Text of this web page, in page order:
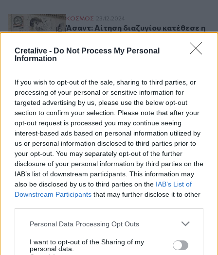
Cretalive - Do Not Process My Personal
Information
If you wish to opt-out of the sale, sharing to third parties, or
processing of your personal or sensitive information for
targeted advertising by us, please use the below opt-out
section to confirm your selection. Please note that after your
opt-out request is processed you may continue seeing
interest-based ads based on personal information utilized by
us or personal information disclosed to third parties prior to
your opt-out. You may separately opt-out of the further
disclosure of your personal information by third parties on the
IAB’s list of downstream participants. This information may
also be disclosed by us to third parties on the IAB’s List of
Downstream Participants that may further disclose it to other
Personal Data Processing Opt Outs
I want to opt-out of the Sharing of my
personal data.
Άσαντ: Αίτηση διαζυγίου κατέθεσε η
ΚΟΣΜΟΣ 23.12.2024
Άσαντ: Αίτηση διαζυγίου κατέθεσε η
Σελιδοποίηση
Προηγούμενη σελίδα
Current page
1 Next page
Ροή ειδήσεων Δημοφιλή
06:21
Αργία 15ης Αυγούστου: Πώς θα αμειφθούν όσοι
εργαστούν
Τρόμος στην Μποτσουάνα: Εξαγριωμένος ιπποπόταμος